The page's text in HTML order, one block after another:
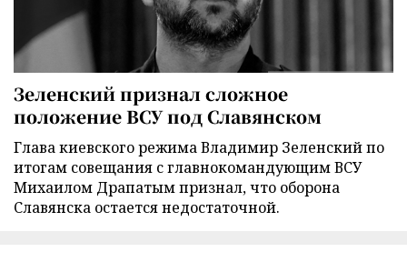
Зеленский признал сложное
положение ВСУ под Славянском
Глава киевского режима Владимир Зеленский по
итогам совещания с главнокомандующим ВСУ
Михаилом Драпатым признал, что оборона
Славянска остается недостаточной.